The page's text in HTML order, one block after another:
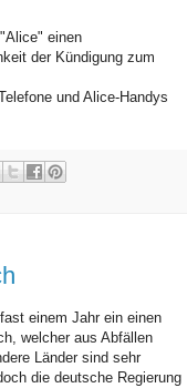
einen
der Kündigung zum
und Alice-Handys
einem Jahr ein einen
welcher aus Abfällen
Länder sind sehr
die deutsche Regierung